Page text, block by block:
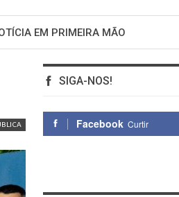
EM PRIMEIRA MÃO
SIGA-NOS!
Facebook Curtir